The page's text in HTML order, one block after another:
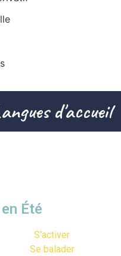
d'accueil
Été
S'activer
Se balader